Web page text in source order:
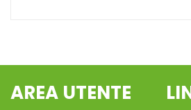
AREA UTENTE